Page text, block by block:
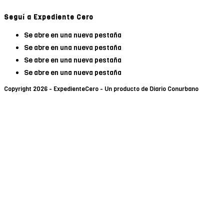
Seguí a Expediente Cero
Se abre en una nueva pestaña
Se abre en una nueva pestaña
Se abre en una nueva pestaña
Se abre en una nueva pestaña
Copyright 2026 - ExpedienteCero - Un producto de Diario Conurbano